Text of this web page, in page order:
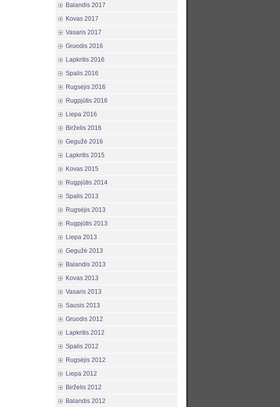
Balandis 2017
Kovas 2017
Vasaris 2017
Gruodis 2016
Lapkritis 2016
Spalis 2016
Rugsėjis 2016
Rugpjūtis 2016
Liepa 2016
Birželis 2016
Gegužė 2016
Lapkritis 2015
Kovas 2015
Rugpjūtis 2014
Spalis 2013
Rugsėjis 2013
Rugpjūtis 2013
Liepa 2013
Gegužė 2013
Balandis 2013
Kovas 2013
Vasaris 2013
Sausis 2013
Gruodis 2012
Lapkritis 2012
Spalis 2012
Rugsėjis 2012
Liepa 2012
Birželis 2012
Balandis 2012